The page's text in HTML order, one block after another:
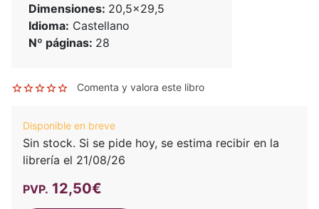
Dimensiones: 20,5x29,5
Idioma: Castellano
Nº páginas: 28
Comenta y valora este libro
Disponible en breve
Sin stock. Si se pide hoy, se estima recibir en la
librería el 21/08/26
PVP. 12,50€